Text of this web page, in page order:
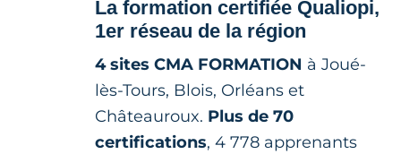
La formation certifiée Qualiopi,
1er réseau de la région
4 sites CMA FORMATION à Joué-
lès-Tours, Blois, Orléans et
Châteauroux. Plus de 70
certifications, 4 778 apprenants